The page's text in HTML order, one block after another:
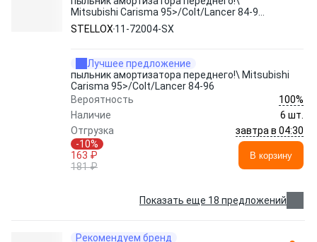
Mitsubishi Carisma 95>/Colt/Lancer 84-96
11-72004-SX STELLOX
STELLOX 11-72004-SX
Лучшее предложение
пыльник амортизатора переднего!\ Mitsubishi
Carisma 95>/Colt/Lancer 84-96
Вероятность
100%
Наличие
6 шт.
Отгрузка
завтра в 04:30
-10%
163 ₽
181 ₽
В корзину
Показать еще 18 предложений
Рекомендуем бренд